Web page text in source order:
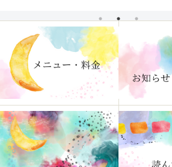
ュー